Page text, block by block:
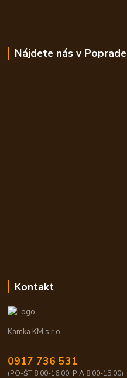
Nájdete nás v Poprade
Kontakt
Kamka KM s.r.o.
0917 736 531
(PO-ŠT 8:00-16:00, PIA 8:00-15:00)